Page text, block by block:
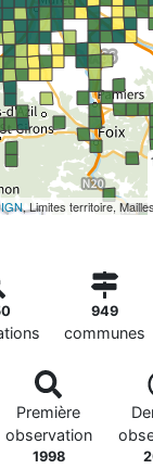
IGN, Limites territoire,
949
communes
Première
observation
1998